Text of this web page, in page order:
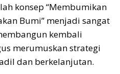
konsep “Membumikan
Bumi” menjadi sangat
kembali
merumuskan strategi
dan berkelanjutan.